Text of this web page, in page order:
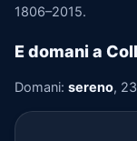
1806–2015.
E domani a
Domani: sereno,